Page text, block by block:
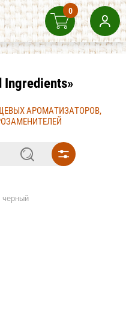
Ingredients»
АРОМАТИЗАТОРОВ,
0